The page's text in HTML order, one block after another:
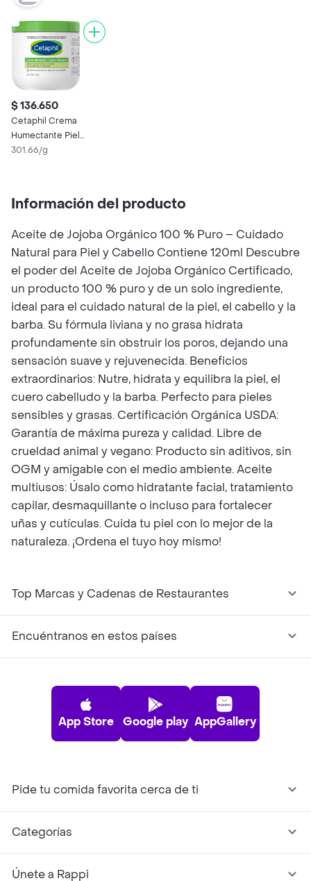
$ 136.650
Cetaphil Crema
Humectante Piel
Sensible Seca a muy
301.66/g
Información del producto
Aceite de Jojoba Orgánico 100 % Puro – Cuidado
Natural para Piel y Cabello Contiene 120ml Descubre
el poder del Aceite de Jojoba Orgánico Certificado,
un producto 100 % puro y de un solo ingrediente,
ideal para el cuidado natural de la piel, el cabello y la
barba. Su fórmula liviana y no grasa hidrata
profundamente sin obstruir los poros, dejando una
sensación suave y rejuvenecida. Beneficios
extraordinarios: Nutre, hidrata y equilibra la piel, el
cuero cabelludo y la barba. Perfecto para pieles
sensibles y grasas. Certificación Orgánica USDA:
Garantía de máxima pureza y calidad. Libre de
crueldad animal y vegano: Producto sin aditivos, sin
OGM y amigable con el medio ambiente. Aceite
multiusos: Úsalo como hidratante facial, tratamiento
capilar, desmaquillante o incluso para fortalecer
uñas y cutículas. Cuida tu piel con lo mejor de la
naturaleza. ¡Ordena el tuyo hoy mismo!
Top Marcas y Cadenas de Restaurantes
Encuéntranos en estos países
App Store Google play AppGallery
Pide tu comida favorita cerca de ti
Categorías
Únete a Rappi